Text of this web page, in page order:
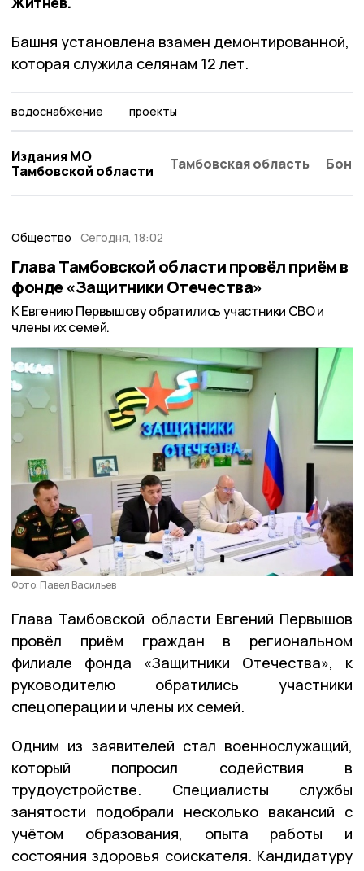
Башня установлена взамен демонтированной,
которая служила селянам 12 лет.
водоснабжение проекты
Издания МО
Тамбовской области
Тамбовская область
Общество Сегодня, 18:02
Глава Тамбовской области провёл приём в
фонде «Защитники Отечества»
К Евгению Первышову обратились участники СВО и
члены их семей.
Фото: Павел Васильев
Глава Тамбовской области Евгений Первышов
провёл приём граждан в региональном
филиале фонда «Защитники Отечества», к
руководителю обратились участники
спецоперации и члены их семей.
Одним из заявителей стал военнослужащий,
который попросил содействия в
трудоустройстве. Специалисты службы
занятости подобрали несколько вакансий с
учётом образования, опыта работы и
состояния здоровья соискателя. Кандидатуру